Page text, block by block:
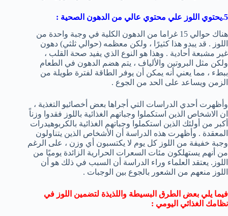
5. يحتوي اللوز علي محتوي عالي من الدهون الصحية :
هناك حوالي 15 غراما من الدهون الكلية في وجبة واحدة من
اللوز . قد يبدو هذا كثيرًا ، ولكن معظمه (حوالي ثلثي) دهون
غير مشبعة أحادية . وهذا هو النوع الذي يفيد صحة القلب ،
ولكن مثل البروتين والألياف ، يتم هضم الدهون في الطعام
ببطء ، مما يعني أنه يمكن أن يوفر الطاقة لفترة طويلة من
الزمن ويساعد على الحد من الجوع .
وأظهرت أحدي الدراسات التي أجراها بعض أخصائيو التغذية ،
ان الاشخاص الذين استكملوا وجباتهم الغذائية باللوز فقدوا وزناً
أكبر من أولئك الذين استكملوا وجباتهم الغذائية بالكربوهيدرات
المعقدة . وأظهرت هذه الدراسة أن الأشخاص الذين يتناولون
وجبة خفيفة من اللوز كل يوم لا يكتسبون أي وزن ، على الرغم
من أنهم يستهلكون مئات السعرات الحرارية الزائدة يوميًا من
اللوز. يعتقد العلماء وراء الدراسة أن السبب في ذلك هو أن
اللوز منعهم من الشعور بالجوع بين الوجبات .
فيما يلي بعض الطرق البسيطة واللذيذة لتضمين اللوز في
نظامك الغذائي اليومي :